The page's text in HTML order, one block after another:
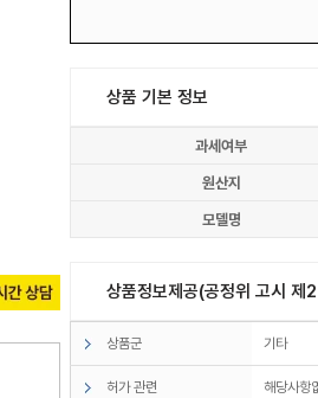
상품 기본 정보
과세여부
원산지
모델명
상품정보제공(공정위 고시
상품군 기타
허가 관련 해당사항